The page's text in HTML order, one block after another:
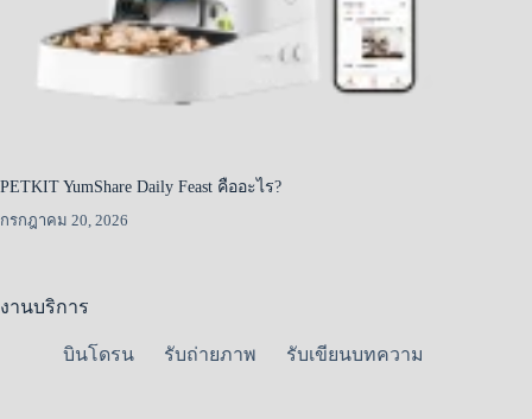
PETKIT YumShare Daily Feast คืออะไร?
กรกฎาคม 20, 2026
งานบริการ
บินโดรน รับถ่ายภาพ รับเขียนบทความ